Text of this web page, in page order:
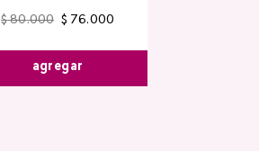
$ 80.000 $ 76.000
agregar